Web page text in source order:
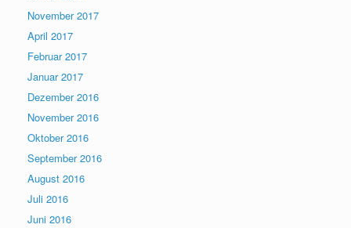
November 2017
April 2017
Februar 2017
Januar 2017
Dezember 2016
November 2016
Oktober 2016
September 2016
August 2016
Juli 2016
Juni 2016